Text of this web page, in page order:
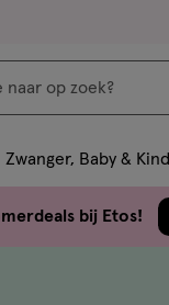
Zwanger, Baby & Kind
bij Etos!